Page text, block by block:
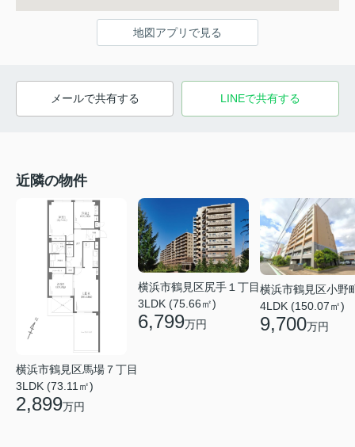
地図アプリで見る
メールで共有する LINEで共有する
近隣の物件
横浜市鶴見区馬場７丁目
3LDK (73.11㎡)
2,899万円
横浜市鶴見区尻手１丁目
3LDK (75.66㎡)
6,799万円
横浜市鶴見区小野
4LDK (150.07㎡)
9,700万円